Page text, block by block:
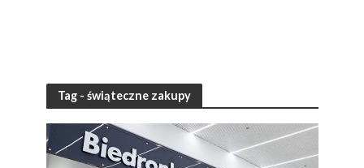
Tag - świąteczne zakupy